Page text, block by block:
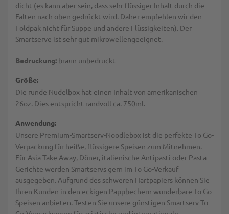
dicht (es kann aber sein, dass sehr flüssiger Inhalt durch die
Falten nach oben gedrückt wird. Daher empfehlen wir den
Foldpak nicht für Suppe und andere Flüssigkeiten). Der
Smartserve ist sehr gut mikrowellengeeignet.
Bedruckung: braun unbedruckt
Größe:
Die runde Nudelbox hat einen Inhalt von amerikanischen
26oz. Dies entspricht randvoll ca. 750ml.
Anwendung:
Unsere Premium-Smartserv-Noodlebox ist die perfekte To Go-
Verpackung für heiße, flüssigere Speisen zum Mitnehmen.
Für Asia-Take Away, Döner, italienische Antipasti oder Pasta-
Gerichte werden Smartservs gern im To Go-Verkauf
ausgegeben. Aufgrund des schweren Hartpapiers können Sie
Ihren Kunden in den eckigen Pappbechern wunderbare To Go-
Speisen anbieten. Testen Sie unsere günstigen Smartserv-To